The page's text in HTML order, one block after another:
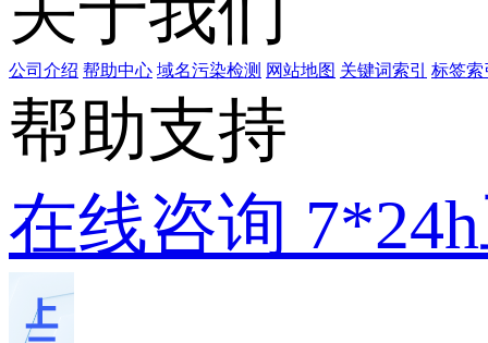
公司介绍 帮助中心 域名污染检测 网站地图 关键词索引 标签索
帮助支持
在线咨询